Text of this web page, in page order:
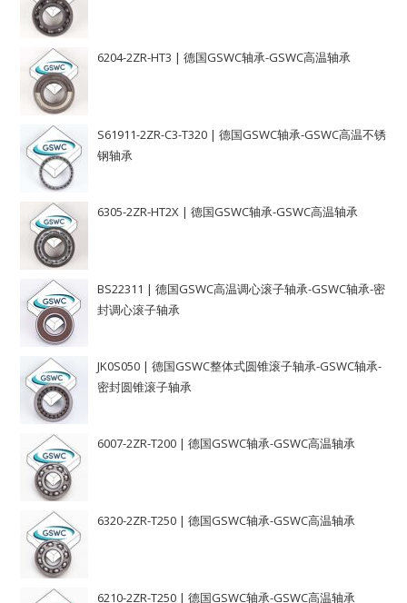
6204-2ZR-HT3 | 德国GSWC轴承-GSWC高温轴承
S61911-2ZR-C3-T320 | 德国GSWC轴承-GSWC高温不锈
钢轴承
6305-2ZR-HT2X | 德国GSWC轴承-GSWC高温轴承
BS22311 | 德国GSWC高温调心滚子轴承-GSWC轴承-密
封调心滚子轴承
JK0S050 | 德国GSWC整体式圆锥滚子轴承-GSWC轴承-
密封圆锥滚子轴承
6007-2ZR-T200 | 德国GSWC轴承-GSWC高温轴承
6320-2ZR-T250 | 德国GSWC轴承-GSWC高温轴承
6210-2ZR-T250 | 德国GSWC轴承-GSWC高温轴承